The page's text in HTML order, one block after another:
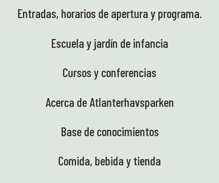
Entradas, horarios de apertura y programa.
Escuela y jardín de infancia
Cursos y conferencias
Acerca de Atlanterhavsparken
Base de conocimientos
Comida, bebida y tienda